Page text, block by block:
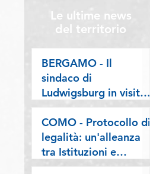
Lombardia, la nostra
riflessione sulla
stampa
Le ultime news
del territorio
BERGAMO - Il
sindaco di
Ludwigsburg in visita
a Confartigianato
Bergamo: si rafforza
una collaborazione
lunga oltre vent’anni
COMO - Protocollo di
legalità: un'alleanza
tra Istituzioni e
imprese per difendere